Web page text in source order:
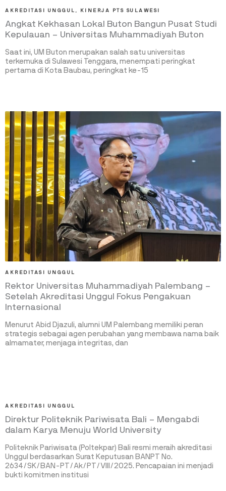
AKREDITASI UNGGUL , KINERJA PTS SULAWESI
Angkat Kekhasan Lokal Buton Bangun Pusat Studi
Kepulauan – Universitas Muhammadiyah Buton
Saat ini, UM Buton merupakan salah satu universitas
terkemuka di Sulawesi Tenggara, menempati peringkat
pertama di Kota Baubau, peringkat ke-15
AKREDITASI UNGGUL
Rektor Universitas Muhammadiyah Palembang –
Setelah Akreditasi Unggul Fokus Pengakuan
Internasional
Menurut Abid Djazuli, alumni UM Palembang memiliki peran
strategis sebagai agen perubahan yang membawa nama baik
almamater, menjaga integritas, dan
AKREDITASI UNGGUL
Direktur Politeknik Pariwisata Bali – Mengabdi
dalam Karya Menuju World University
Politeknik Pariwisata (Poltekpar) Bali resmi meraih akreditasi
Unggul berdasarkan Surat Keputusan BANPT No.
2634/SK/BAN-PT/Ak/PT/VIII/2025. Pencapaian ini menjadi
bukti komitmen institusi